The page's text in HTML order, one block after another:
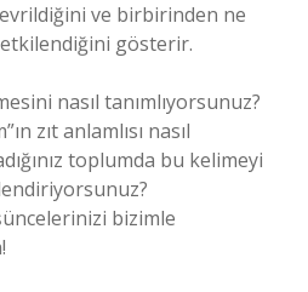
ve birbirinden ne
gösterir.
nasıl tanımlıyorsunuz?
zıt anlamlısı nasıl
toplumda bu kelimeyi
bizimle